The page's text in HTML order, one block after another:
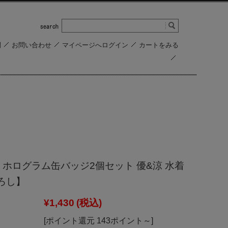
お問い合わせ マイページへログイン カートをみる
ログラム缶バッジ2個セット 優&涼 水着
】
¥1,430 (税込)
[ポイント還元 143ポイント～]